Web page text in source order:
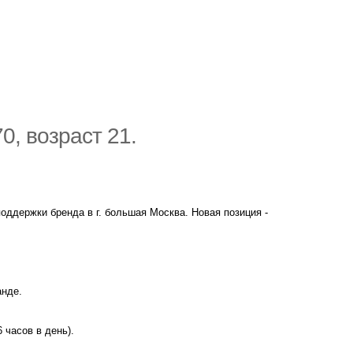
возраст 21.
бренда в г. большая Москва. Новая позиция -
в день).